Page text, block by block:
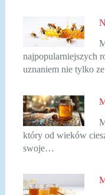
najpopularniejszych
uznaniem nie tylko
który od wieków
swoje…